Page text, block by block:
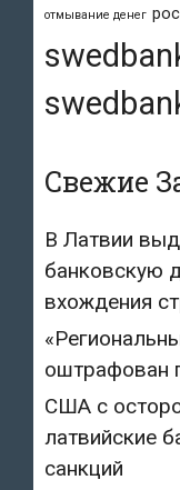
отмывание денег
Свежие
В Латвии
банковскую
вхождения
оштрафован
США с
латвийские
санкций